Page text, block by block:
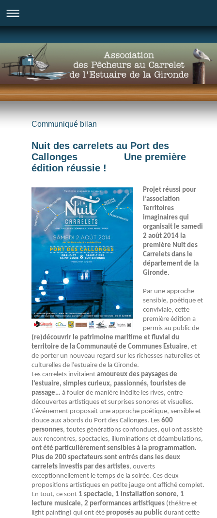
Communiqué bilan
Nuit des carrelets au Port des
Callonges Une première
édition réussie !
Projet réussi pour
l’association
Territoires
imaginaires qui
organisait le samedi
2 août 2014 la
première Nuit des
Carrelets dans le
département de la
Gironde.
Par une approche
sensible, poétique et
conviviale, cette
première édition a
permis au public de
(re)découvrir le patrimoine maritime et fluvial du
territoire de la Communauté de Communes Estuaire, et
de porter un nouveau regard sur les richesses naturelles et
culturelles de l’estuaire de la Gironde.
Les carrelets invitaient amoureux des paysages de
l’estuaire, simples curieux, passionnés, touristes de
passage… à fouler de manière inédite les rives, entre
découvertes artistiques et surprises sonores et visuelles.
L’événement proposait une approche poétique, sensible et
douce aux abords du Port des Callonges. Les 600
personnes, toutes générations confondues, qui ont assisté
aux rencontres, spectacles, illuminations et déambulations,
ont été particulièrement sensibles à la programmation.
Plus de 200 spectateurs sont entrés dans les deux
carrelets investis par des artistes, ouverts
exceptionnellement le temps de la soirée. Ces deux
propositions artistiques en petite jauge ont affiché complet.
En tout, ce sont 1 spectacle, 1 installation sonore, 1
lecture musicale, 2 performances artistiques (théâtre et
light painting) qui ont été proposés au public durant cette